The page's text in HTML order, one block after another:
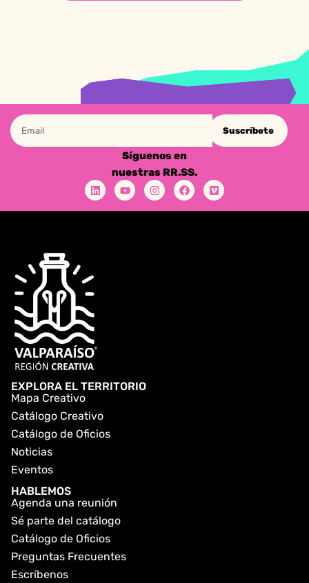
Suscríbete
Síguenos en
nuestras RR.SS.
EXPLORA EL TERRITORIO
Mapa Creativo
Catálogo Creativo
Catálogo de Oficios
Noticias
Eventos
HABLEMOS
Agenda una reunión
Sé parte del catálogo
Catálogo de Oficios
Preguntas Frecuentes
Escríbenos